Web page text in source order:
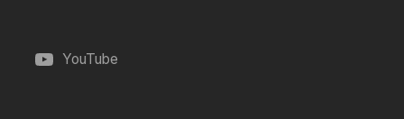
YouTube